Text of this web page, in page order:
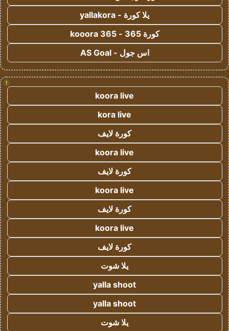
يلا كورة - yallakora
كورة 365 - kooora 365
اس جول - AS Goal
!
koora live
kora live
كورة لايف
koora live
كورة لايف
koora live
كورة لايف
koora live
كورة لايف
يلا شوت
yalla shoot
yalla shoot
يلا شوت